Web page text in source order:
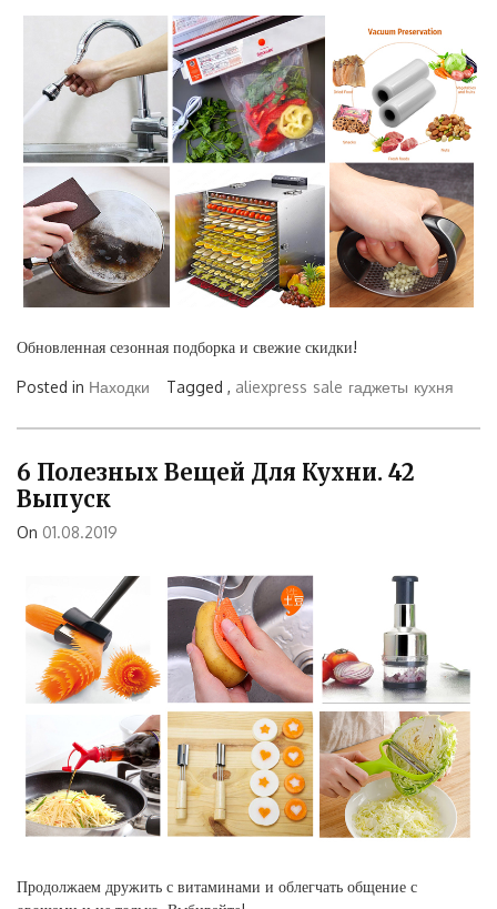
Обновленная сезонная подборка и свежие скидки!
Posted in Находки Tagged , aliexpress sale гаджеты кухня
6 Полезных Вещей Для Кухни. 42
Выпуск
On 01.08.2019
Продолжаем дружить с витаминами и облегчать общение с